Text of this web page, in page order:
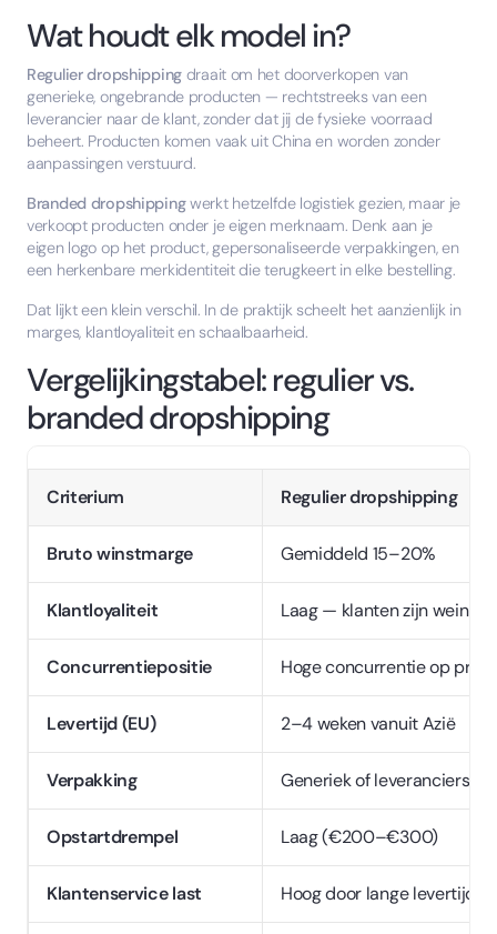
Wat houdt elk model in?
Regulier dropshippingdraait om het doorverkopen van
generieke, ongebrande producten — rechtstreeks van een
leverancier naar de klant, zonder dat jij de fysieke voorraad
beheert. Producten komen vaak uit China en worden zonder
aanpassingen verstuurd.
Branded dropshippingwerkt hetzelfde logistiek gezien, maar je
verkoopt producten onder je eigen merknaam. Denk aan je
eigen logo op het product, gepersonaliseerde verpakkingen, en
een herkenbare merkidentiteit die terugkeert in elke bestelling.
Dat lijkt een klein verschil. In de praktijk scheelt het aanzienlijk in
marges, klantloyaliteit en schaalbaarheid.
Vergelijkingstabel: regulier vs.
branded dropshipping
Criterium Regulier dropshipping
Bruto winstmarge Gemiddeld 15–20%
Klantloyaliteit Laag — klanten zijn weinig
Concurrentiepositie Hoge concurrentie op prijs
Levertijd (EU) 2–4 weken vanuit Azië
Verpakking Generiek of
Opstartdrempel Laag (€200–€300)
Klantenservice last Hoog door lange levertijden